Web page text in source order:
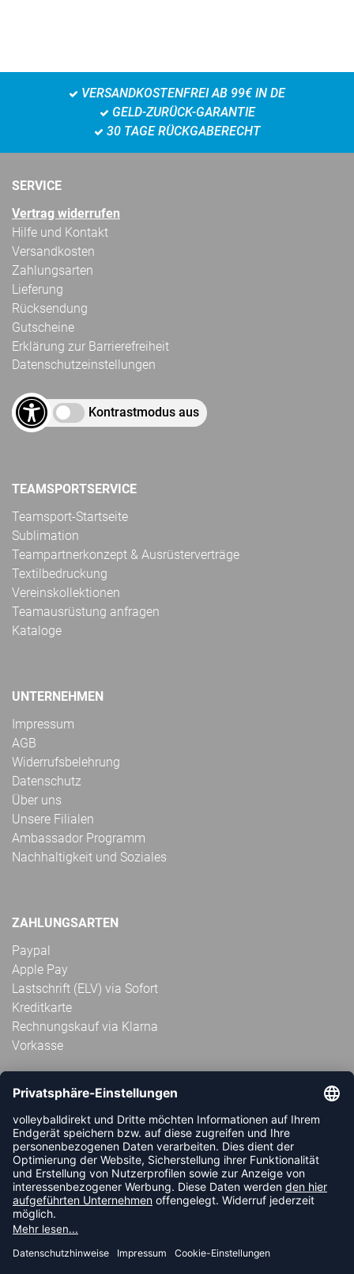
VERSANDKOSTENFREI AB 99€ IN DE
GELD-ZURÜCK-GARANTIE
30 TAGE RÜCKGABERECHT
SERVICE
Vertrag widerrufen
Hilfe und Kontakt
Versandkosten
Zahlungsarten
Lieferung
Rücksendung
Gutscheine
Erklärung zur Barrierefreiheit
Datenschutzeinstellungen
Kontrastmodus aus
TEAMSPORTSERVICE
Teamsport-Startseite
Sublimation
Teampartnerkonzept & Ausrüsterverträge
Textilbedruckung
Vereinskollektionen
Teamausrüstung anfragen
Kataloge
UNTERNEHMEN
Impressum
AGB
Widerrufsbelehrung
Datenschutz
Über uns
Unsere Filialen
Ambassador Programm
Nachhaltigkeit und Soziales
ZAHLUNGSARTEN
Paypal
Apple Pay
Lastschrift (ELV) via Sofort
Kreditkarte
Rechnungskauf via Klarna
Vorkasse
ABONNIERE JETZT DEN KOSTENLOSEN
VOLLEYBALLDIREKT-NEWSLETTER UND VERPASSE KEINE
NEUIGKEIT ODER AKTION MEHR.
JETZT ANMELDEN